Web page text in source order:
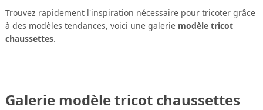
Trouvez rapidement l'inspiration nécessaire pour tricoter grâce
à des modèles tendances, voici une galerie modèle tricot
chaussettes.
Galerie modèle tricot chaussettes